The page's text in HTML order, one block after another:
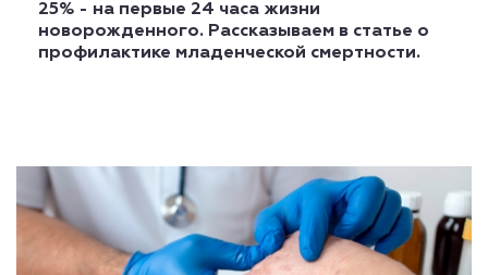
25% - на первые 24 часа жизни
новорожденного. Рассказываем в статье о
профилактике младенческой смертности.